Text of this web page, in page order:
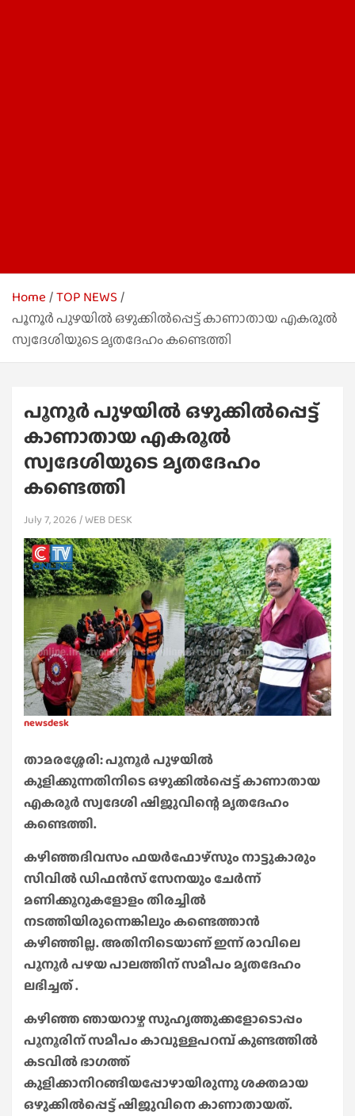
Home TOP NEWS
പൂനൂർ പുഴയിൽ ഒഴുക്കിൽപ്പെട്ട് കാണാതായ എകരൂൽ
സ്വദേശിയുടെ മൃതദേഹം കണ്ടെത്തി
പൂനൂർ പുഴയിൽ ഒഴുക്കിൽപ്പെട്ട്
കാണാതായ എകരൂൽ
സ്വദേശിയുടെ മൃതദേഹം
കണ്ടെത്തി
July 7, 2026 WEB DESK
newsdesk
താമരശ്ശേരി: പൂനൂർ പുഴയിൽ
കുളിക്കുന്നതിനിടെ ഒഴുക്കിൽപ്പെട്ട് കാണാതായ
എകരൂർ സ്വദേശി ഷിജുവിന്റെ മൃതദേഹം
കണ്ടെത്തി.
കഴിഞ്ഞദിവസം ഫയർഫോഴ്സും നാട്ടുകാരും
സിവിൽ ഡിഫൻസ് സേനയും ചേർന്ന്
മണിക്കൂറുകളോളം തിരച്ചിൽ
നടത്തിയിരുന്നെങ്കിലും കണ്ടെത്താൻ
കഴിഞ്ഞില്ല. അതിനിടെയാണ് ഇന്ന് രാവിലെ
പൂനൂർ പഴയ പാലത്തിന് സമീപം മൃതദേഹം
ലഭിച്ചത് .
കഴിഞ്ഞ ഞായറാഴ്ച സുഹൃത്തുക്കളോടൊപ്പം
പൂനൂരിന് സമീപം കാവുള്ളപറമ്പ് കുണ്ടത്തിൽ
കടവിൽ ഭാഗത്ത്
കുളിക്കാനിറങ്ങിയപ്പോഴായിരുന്നു ശക്തമായ
ഒഴുക്കിൽപ്പെട്ട് ഷിജുവിനെ കാണാതായത്.